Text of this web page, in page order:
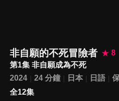
非自願的不死冒險者
8
第1集 非自願成為不死
2024
24 分鐘 日本 日語
全12集